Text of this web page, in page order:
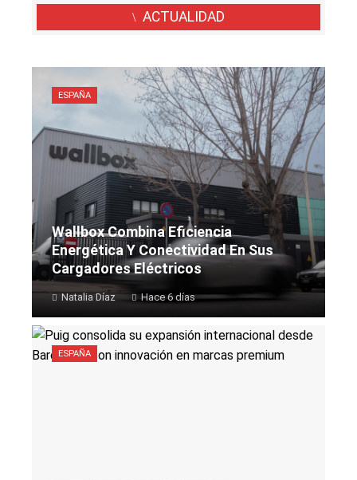
ACTUALIDAD
ESPAÑA
Wallbox Combina Eficiencia
Energética Y Conectividad En Sus
Cargadores Eléctricos
Natalia Díaz Hace 6 días
ESPAÑA